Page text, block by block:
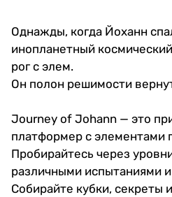
Однажды, когда Йоханн
инопланетный
рог с элем.
Он полон решимости
Journey of Johann — это
платформер с элементами
Пробирайтесь через
различными испытаниями
Собирайте кубки, секреты